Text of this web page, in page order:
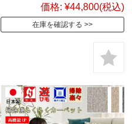
価格: ¥44,800(税込)
在庫を確認する